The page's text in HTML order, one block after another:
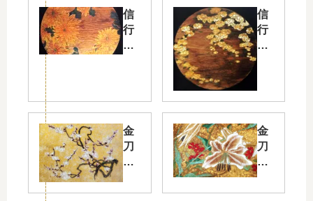
信
行
寺
菊
信
行
寺
天
画
山
吹
八
金
刀
比
宮
金
刀
比
羅
宮